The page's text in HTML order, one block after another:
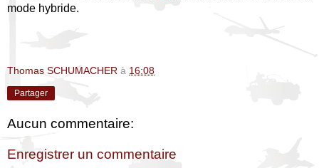
mode hybride.
Thomas SCHUMACHER à 16:08
Partager
Aucun commentaire:
Enregistrer un commentaire